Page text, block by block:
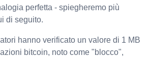
perfetta - spiegheremo più
di seguito.
hanno verificato un valore di 1 MB
bitcoin, noto come "blocco",